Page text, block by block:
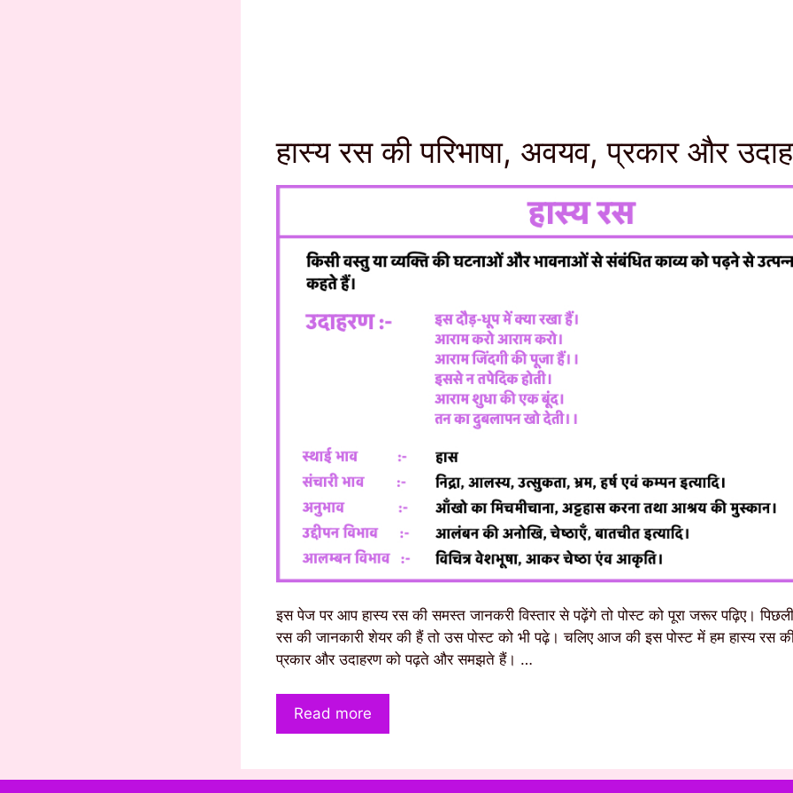
हास्य रस की परिभाषा, अवयव, प्रकार और
इस पेज पर आप हास्य रस की समस्त जानकरी विस्तार से पढ़ेंगे तो पोस्ट को पूरा जरूर पढ़िए।
रस की जानकारी शेयर की हैं तो उस पोस्ट को भी पढ़े। चलिए आज की इस पोस्ट में हम हास्य रस की
प्रकार और उदाहरण को पढ़ते और समझते हैं। …
Read more